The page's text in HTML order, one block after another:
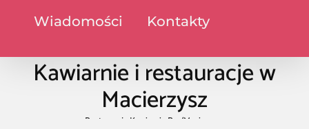
Wiadomości Kontakty
Kawiarnie i restauracje w
Macierzysz
Restauracja Kawiarnia Bar /Macierzysz